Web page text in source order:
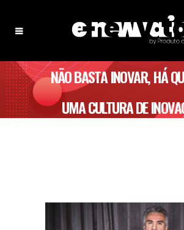
NÃO BASTA INOVAR, HÁ
UMA CULTURA DE